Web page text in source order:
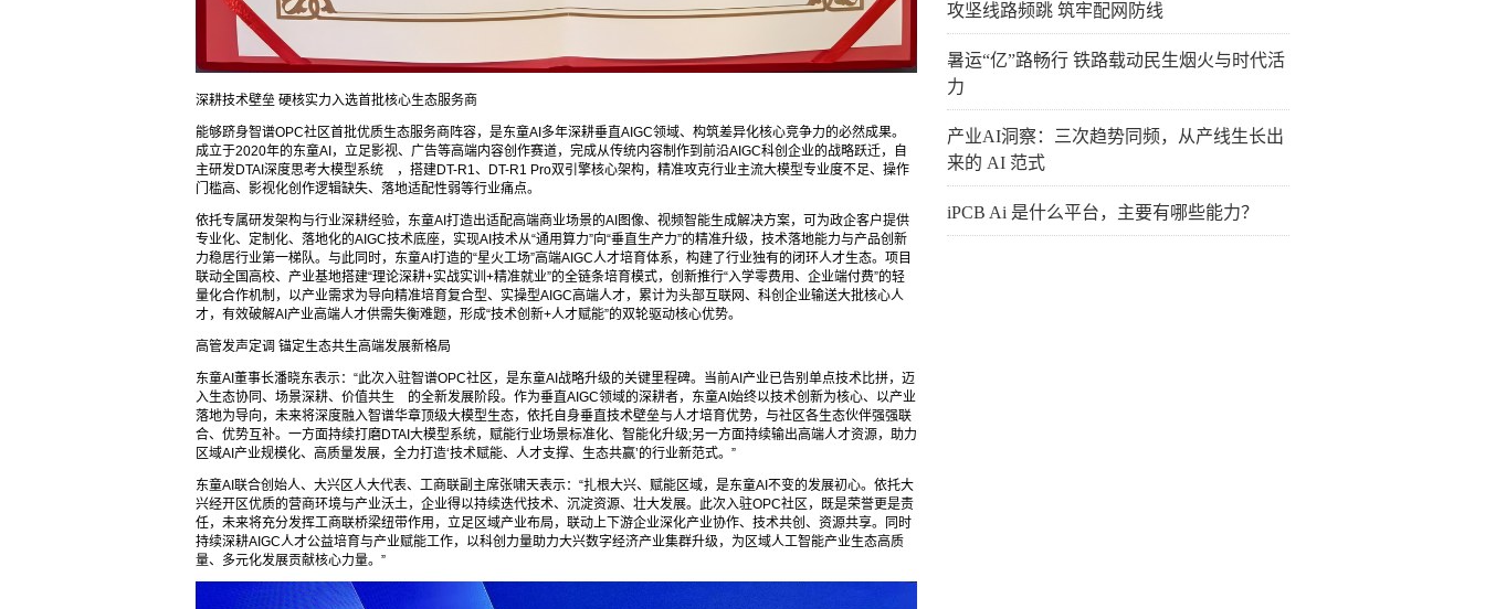
深耕技术壁垒 硬核实力入选首批核心生态服务商
能够跻身智谱OPC社区首批优质生态服务商阵容，是东童AI多年深耕垂直AIGC领域、构筑差异化核心竞争力的必然成果。
成立于2020年的东童AI，立足影视、广告等高端内容创作赛道，完成从传统内容制作到前沿AIGC科创企业的战略跃迁，自
主研发DTAI深度思考大模型系统 ，搭建DT-R1、DT-R1 Pro双引擎核心架构，精准攻克行业主流大模型专业度不足、操作
门槛高、影视化创作逻辑缺失、落地适配性弱等行业痛点。
依托专属研发架构与行业深耕经验，东童AI打造出适配高端商业场景的AI图像、视频智能生成解决方案，可为政企客户提供
专业化、定制化、落地化的AIGC技术底座，实现AI技术从“通用算力”向“垂直生产力”的精准升级，技术落地能力与产品创新
力稳居行业第一梯队。与此同时，东童AI打造的“星火工场”高端AIGC人才培育体系，构建了行业独有的闭环人才生态。项目
联动全国高校、产业基地搭建“理论深耕+实战实训+精准就业”的全链条培育模式，创新推行“入学零费用、企业端付费”的轻
量化合作机制，以产业需求为导向精准培育复合型、实操型AIGC高端人才，累计为头部互联网、科创企业输送大批核心人
才，有效破解AI产业高端人才供需失衡难题，形成“技术创新+人才赋能”的双轮驱动核心优势。
高管发声定调 锚定生态共生高端发展新格局
东童AI董事长潘晓东表示：“此次入驻智谱OPC社区，是东童AI战略升级的关键里程碑。当前AI产业已告别单点技术比拼，迈
入生态协同、场景深耕、价值共生 的全新发展阶段。作为垂直AIGC领域的深耕者，东童AI始终以技术创新为核心、以产业
落地为导向，未来将深度融入智谱华章顶级大模型生态，依托自身垂直技术壁垒与人才培育优势，与社区各生态伙伴强强联
合、优势互补。一方面持续打磨DTAI大模型系统，赋能行业场景标准化、智能化升级;另一方面持续输出高端人才资源，助力
区域AI产业规模化、高质量发展，全力打造‘技术赋能、人才支撑、生态共赢’的行业新范式。”
东童AI联合创始人、大兴区人大代表、工商联副主席张啸天表示：“扎根大兴、赋能区域，是东童AI不变的发展初心。依托大
兴经开区优质的营商环境与产业沃土，企业得以持续迭代技术、沉淀资源、壮大发展。此次入驻OPC社区，既是荣誉更是责
任，未来将充分发挥工商联桥梁纽带作用，立足区域产业布局，联动上下游企业深化产业协作、技术共创、资源共享。同时
持续深耕AIGC人才公益培育与产业赋能工作，以科创力量助力大兴数字经济产业集群升级，为区域人工智能产业生态高质
量、多元化发展贡献核心力量。”
攻坚线路频跳 筑牢配网防线
暑运“亿”路畅行 铁路载动民生烟火与时代活
力
产业AI洞察：三次趋势同频，从产线生长出
来的 AI 范式
iPCB Ai 是什么平台，主要有哪些能力？